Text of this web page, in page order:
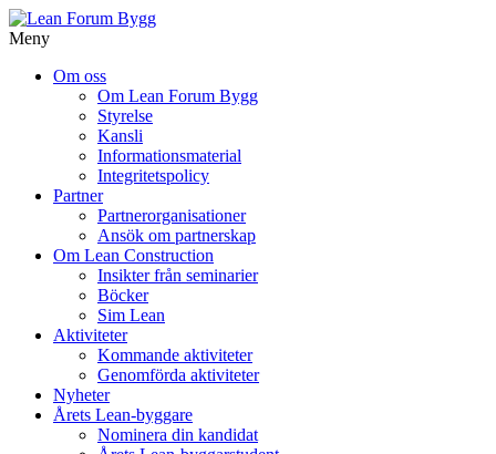
Meny
Om oss
Om Lean Forum Bygg
Styrelse
Kansli
Informationsmaterial
Integritetspolicy
Partner
Partnerorganisationer
Ansök om partnerskap
Om Lean Construction
Insikter från seminarier
Böcker
Sim Lean
Aktiviteter
Kommande aktiviteter
Genomförda aktiviteter
Nyheter
Årets Lean-byggare
Nominera din kandidat